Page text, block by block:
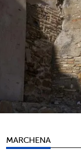
MARCHENA